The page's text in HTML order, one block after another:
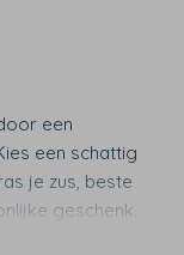
een
een schattig
je zus, beste
geschenk.